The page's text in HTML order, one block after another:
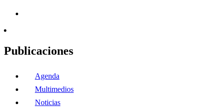
Publicaciones
Agenda
Multimedios
Noticias